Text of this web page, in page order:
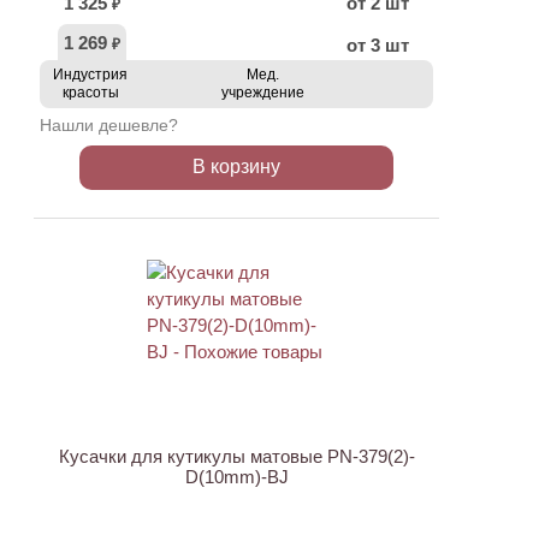
₽
1 269 ₽ от 3 шт
Индустрия
красоты
Мед.
учреждение
Нашли дешевле?
В корзину
Кусачки для кутикулы матовые PN-379(2)-
D(10mm)-BJ